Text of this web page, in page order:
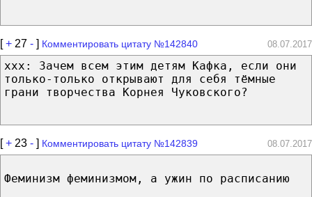
[+ 27 - ] Комментировать цитату №142840 08.07.2017
xxx: Зачем всем этим детям Кафка, если они
только-только открывают для себя тёмные
грани творчества Корнея Чуковского?
[+ 23 - ] Комментировать цитату №142839 08.07.2017
Феминизм феминизмом, а ужин по расписанию